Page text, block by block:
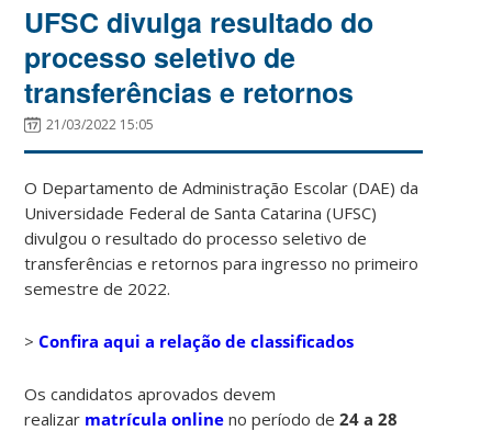
UFSC divulga resultado do
processo seletivo de
transferências e retornos
21/03/2022 15:05
O Departamento de Administração Escolar (DAE) da
Universidade Federal de Santa Catarina (UFSC)
divulgou o resultado do processo seletivo de
transferências e retornos para ingresso no primeiro
semestre de 2022.
>Confira aqui a relação de classificados
Os candidatos aprovados devem
realizar matrícula online no período de24 a 28